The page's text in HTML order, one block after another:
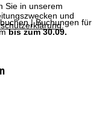
Sie in unserem
und
.
| Buchungen für
bis zum 30.09.